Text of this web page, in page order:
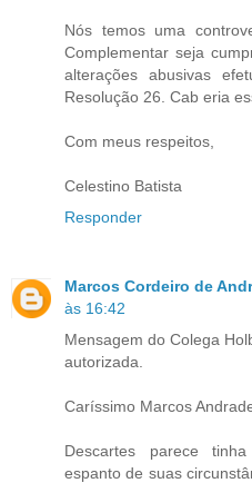
Nós temos uma
Complementar seja
alterações abusivas
Resolução 26. Cab eria
Com meus respeitos,
Celestino Batista
Responder
Marcos Cordeiro de
às 16:42
Mensagem do Colega
autorizada.
Caríssimo Marcos
Descartes parece
espanto de suas